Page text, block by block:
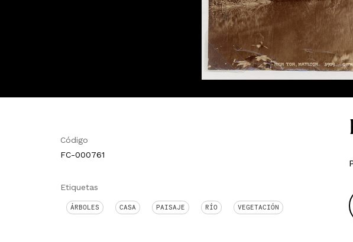
Código
FC-000761
Etiquetas
ÁRBOLES CASA PAISAJE RÍO VEGETACIÓN